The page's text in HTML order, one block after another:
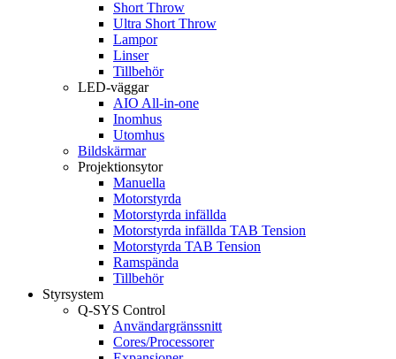
Short Throw
Ultra Short Throw
Lampor
Linser
Tillbehör
LED-väggar
AIO All-in-one
Inomhus
Utomhus
Bildskärmar
Projektionsytor
Manuella
Motorstyrda
Motorstyrda infällda
Motorstyrda infällda TAB Tension
Motorstyrda TAB Tension
Ramspända
Tillbehör
Styrsystem
Q-SYS Control
Användargränssnitt
Cores/Processorer